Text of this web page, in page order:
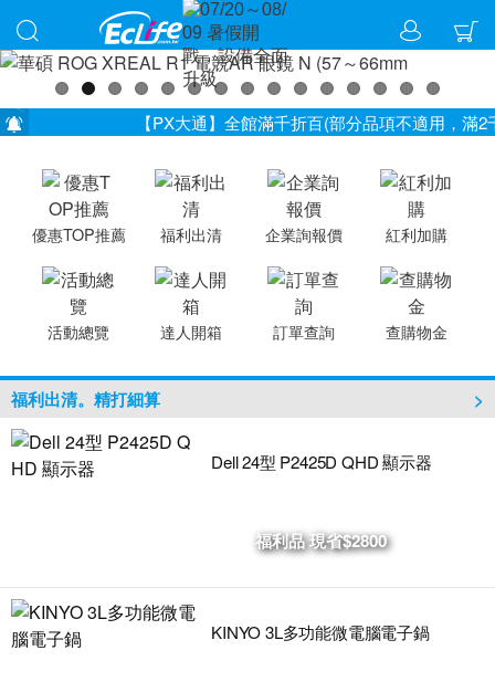
【PX大通】全館滿千折百(部分品項不適用，滿2
7/23~8/31【耳機喇叭】滿千折百 (最高折3百) 部
【羅技商務系列】7/1~8/31 單筆訂單滿2千贈濾掛
【微星電競周邊】單筆訂單滿2千，送限量造型杯
EPSON指定款色帶6件9折
【0元機專案】EPSON標籤帶滿12捲，送LW-
【iRocks、LEXMA】不限金額買就送滑鼠墊 (部
【無線網路Wi-Fi 7】超越速度極限，全新網路體驗
優惠TOP推薦 福利出清 企業詢報價 紅利加購
活動總覽 達人開箱 訂單查詢 查購物金
福利出清。精打細算
Dell 24型 P2425D QHD 顯示器
福利品 現省$2800
KINYO 3L多功能微電腦電子鍋